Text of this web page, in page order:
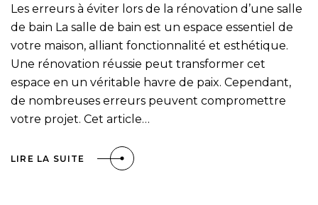
Les erreurs à éviter lors de la rénovation d’une salle
de bain La salle de bain est un espace essentiel de
votre maison, alliant fonctionnalité et esthétique.
Une rénovation réussie peut transformer cet
espace en un véritable havre de paix. Cependant,
de nombreuses erreurs peuvent compromettre
votre projet. Cet article…
LIRE LA SUITE